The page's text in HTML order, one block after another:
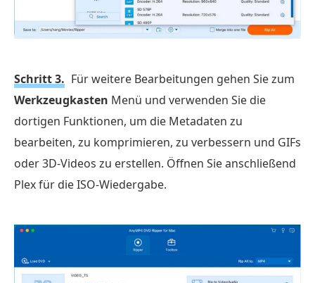
Schritt 3. Für weitere Bearbeitungen gehen Sie zum
Werkzeugkasten Menü und verwenden Sie die
dortigen Funktionen, um die Metadaten zu
bearbeiten, zu komprimieren, zu verbessern und GIFs
oder 3D-Videos zu erstellen. Öffnen Sie anschließend
Plex für die ISO-Wiedergabe.